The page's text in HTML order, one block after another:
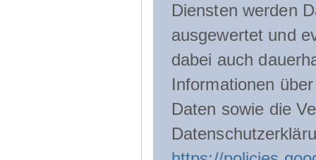
Diensten werden
ausgewertet und
dabei auch
Informationen
Daten sowie die